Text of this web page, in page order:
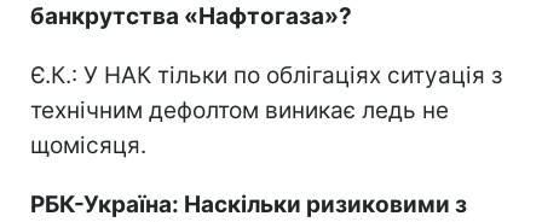
банкрутства «Нафтогаза»?
Є.К.: У НАК тільки по облігаціях ситуація з
технічним дефолтом виникає ледь не
щомісяця.
РБК-Україна: Наскільки ризиковими з